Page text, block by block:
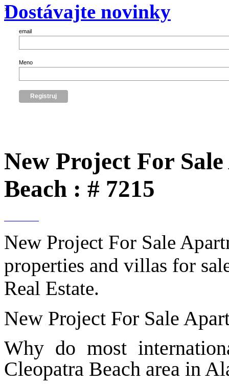
×
Dostávajte novinky
email
Meno
New Project For
Beach : # 7215
New Project For Sale
properties and villas for
Real Estate.
New Project For Sale
Why do most
Cleopatra Beach area in